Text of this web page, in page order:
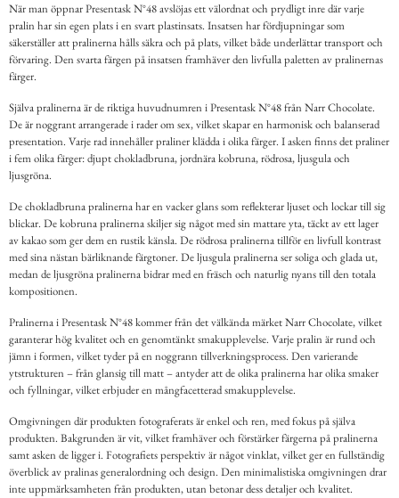
När man öppnar Presentask N°48 avslöjas ett välordnat och prydligt inre där varje
pralin har sin egen plats i en svart plastinsats. Insatsen har fördjupningar som
säkerställer att pralinerna hålls säkra och på plats, vilket både underlättar transport och
förvaring. Den svarta färgen på insatsen framhäver den livfulla paletten av pralinernas
färger.
Själva pralinerna är de riktiga huvudnumren i Presentask N°48 från Narr Chocolate.
De är noggrant arrangerade i rader om sex, vilket skapar en harmonisk och balanserad
presentation. Varje rad innehåller praliner klädda i olika färger. I asken finns det praliner
i fem olika färger: djupt chokladbruna, jordnära kobruna, rödrosa, ljusgula och
ljusgröna.
De chokladbruna pralinerna har en vacker glans som reflekterar ljuset och lockar till sig
blickar. De kobruna pralinerna skiljer sig något med sin mattare yta, täckt av ett lager
av kakao som ger dem en rustik känsla. De rödrosa pralinerna tillför en livfull kontrast
med sina nästan bärliknande färgtoner. De ljusgula pralinerna ser soliga och glada ut,
medan de ljusgröna pralinerna bidrar med en fräsch och naturlig nyans till den totala
kompositionen.
Pralinerna i Presentask N°48 kommer från det välkända märket Narr Chocolate, vilket
garanterar hög kvalitet och en genomtänkt smakupplevelse. Varje pralin är rund och
jämn i formen, vilket tyder på en noggrann tillverkningsprocess. Den varierande
ytstrukturen – från glansig till matt – antyder att de olika pralinerna har olika smaker
och fyllningar, vilket erbjuder en mångfacetterad smakupplevelse.
Omgivningen där produkten fotograferats är enkel och ren, med fokus på själva
produkten. Bakgrunden är vit, vilket framhäver och förstärker färgerna på pralinerna
samt asken de ligger i. Fotografiets perspektiv är något vinklat, vilket ger en fullständig
överblick av pralinas generalordning och design. Den minimalistiska omgivningen drar
inte uppmärksamheten från produkten, utan betonar dess detaljer och kvalitet.